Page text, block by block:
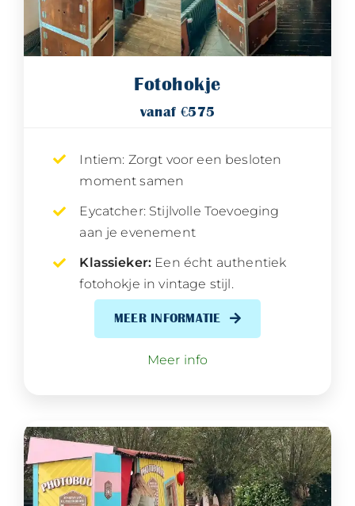
Fotohokje
vanaf €575
Intiem: Zorgt voor een besloten
moment samen
Eycatcher: Stijlvolle Toevoeging
aan je evenement
Klassieker: Een écht authentiek
fotohokje in vintage stijl.
MEER INFORMATIE
Meer info